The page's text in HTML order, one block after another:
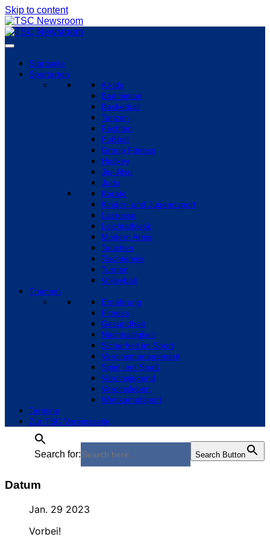
Skip to content
Startseite
Sportarten
Aikido
Badminton
Basketball
Tanzen
Fechten
Fußball
Group Fitness
Hockey
Jiu-Jitsu
Judo
Karate
Kinder- und Jugendsport
Lacrosse
Leichtathletik
Modern Arnis
Tauchen
Tischtennis
Turnen
Volleyball
Themen
Ernährung
Fitness
Gesundheit
Nachhaltigkeit
Sicherheit im Sport
Vereinsmanagement
Spiel und Spaß
Vereinsjugend
Vereinsleben
Wettkampfsport
Termine
Zur TSC Vereinsseite
Search for: Search Button
Datum
Jan. 29 2023
Vorbei!